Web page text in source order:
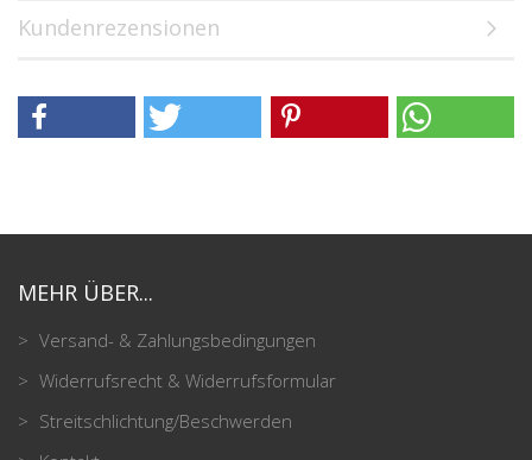
Kundenrezensionen
MEHR ÜBER...
Versand- & Zahlungsbedingungen
Widerrufsrecht & Widerrufsformular
Streitschlichtung/Beschwerden